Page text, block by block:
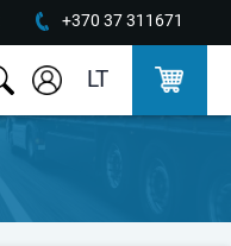
+370 37 311671
LT